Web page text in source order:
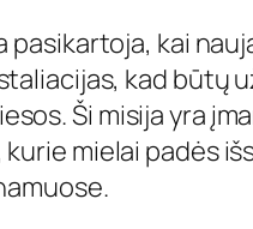
pasikartoja, kai
kad būtų
Ši misija yra
mielai padės